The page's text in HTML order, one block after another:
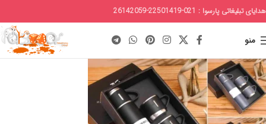
هدایای تبلیغاتی پارسوا : 021-22501419-26142059
منو